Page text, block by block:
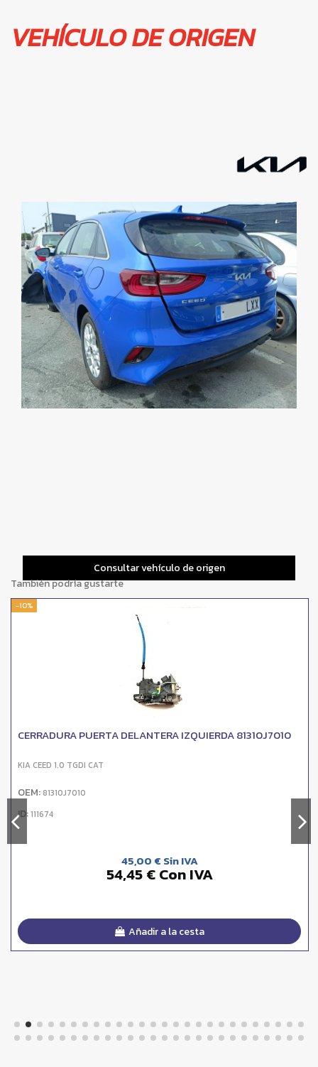
VEHÍCULO DE ORIGEN
Consultar vehículo de origen
También podría gustarte
-10%
CERRADURA PUERTA DELANTERA IZQUIERDA 81310J7010
KIA CEED 1.0 TGDI CAT
OEM: 81310J7010
ID:111674
45,00 € Sin IVA
54,45 € Con IVA
Añadir a la cesta